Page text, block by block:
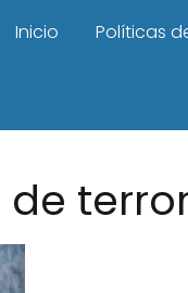
Inicio Políticas